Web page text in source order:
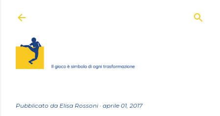
Pubblicato da Elisa Rossoni aprile 01, 2017